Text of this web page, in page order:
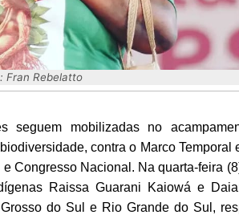
Fran Rebelatto
seguem mobilizadas no
contra o Marco Temporal
Congresso Nacional. Na quarta-feira
Raissa Guarani Kaiowá e
do Sul e Rio Grande do Sul,